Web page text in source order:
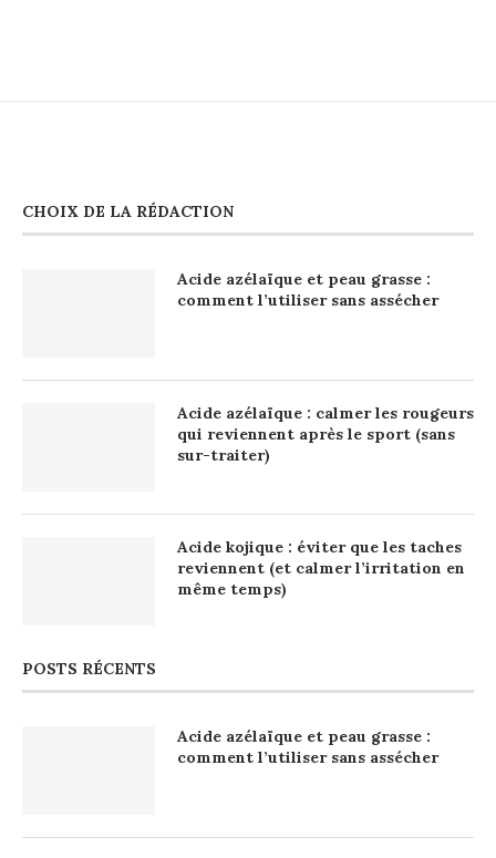
CHOIX DE LA RÉDACTION
Acide azélaïque et peau grasse :
comment l’utiliser sans assécher
Acide azélaïque : calmer les rougeurs
qui reviennent après le sport (sans
sur-traiter)
Acide kojique : éviter que les taches
reviennent (et calmer l’irritation en
même temps)
POSTS RÉCENTS
Acide azélaïque et peau grasse :
comment l’utiliser sans assécher